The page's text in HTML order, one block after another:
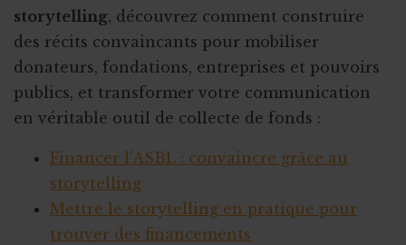
storytelling, découvrez comment construire
des récits convaincants pour mobiliser
donateurs, fondations, entreprises et pouvoirs
publics, et transformer votre communication
en véritable outil de collecte de fonds :
Financer l'ASBL : convaincre grâce au
storytelling
Mettre le storytelling en pratique pour
trouver des financements